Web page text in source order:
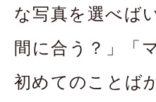
な写真を選べば
間に合う？」「
初めてのことば